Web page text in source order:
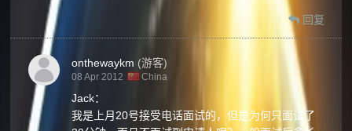
回复
onthewaykm (游客)
08 Apr 2012 China
Jack：
我是上月20号接受电话面试的，但是为何只面试了